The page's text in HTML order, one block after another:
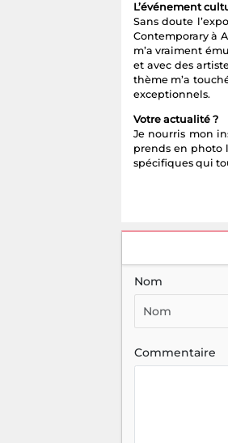
L’événement
Sans doute
Contemporary à
m’a vraiment
et avec des
thème m’a
exceptionnels.
Votre actualité ?
Je nourris mon
prends en photo
spécifiques qui
Nom
Commentaire